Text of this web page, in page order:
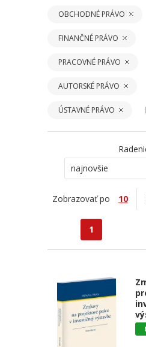
OBCHODNÉ PRÁVO
FINANČNÉ PRÁVO
PRACOVNÉ PRÁVO
AUTORSKÉ PRÁVO
ÚSTAVNÉ PRÁVO
najnovšie
Zobrazovať po 10
1